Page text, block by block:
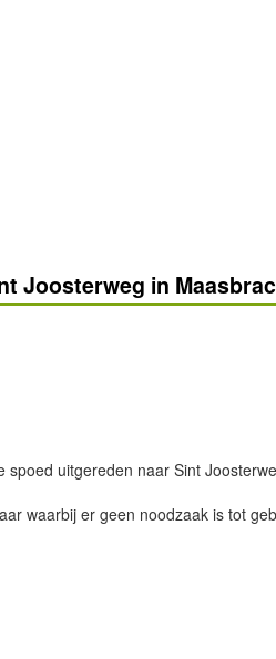
Joosterweg in
uitgereden naar Sint
waarbij er geen noodzaak is tot